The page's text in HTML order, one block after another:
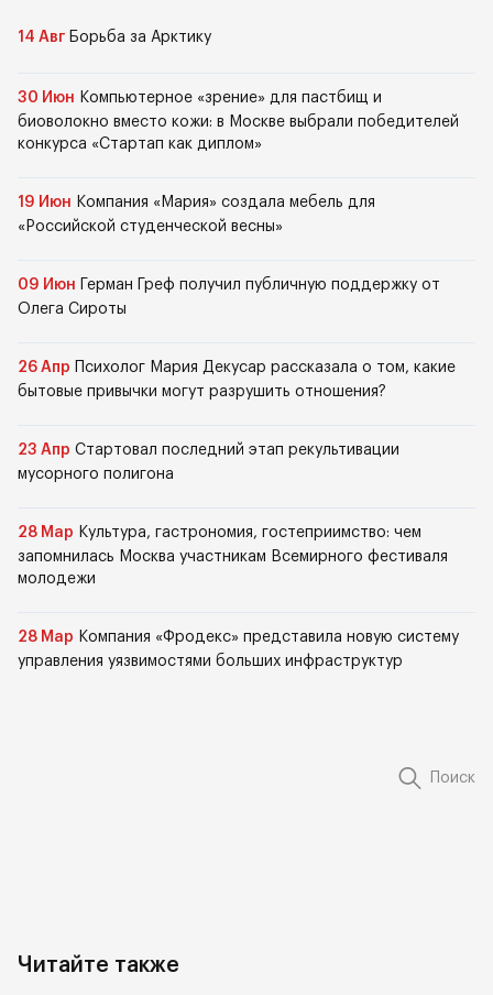
14 Авг Борьба за Арктику
30 Июн Компьютерное «зрение» для пастбищ и
биоволокно вместо кожи: в Москве выбрали победителей
конкурса «Стартап как диплом»
19 Июн Компания «Мария» создала мебель для
«Российской студенческой весны»
09 Июн
Герман Греф получил публичную поддержку от
Олега Сироты
26 Апр
Психолог Мария Декусар рассказала о том, какие
бытовые привычки могут разрушить отношения?
23 Апр Стартовал последний этап рекультивации
мусорного полигона
28 Мар Культура, гастрономия, гостеприимство: чем
запомнилась Москва участникам Всемирного фестиваля
молодежи
28 Мар Компания «Фродекс» представила новую систему
управления уязвимостями больших инфраструктур
Поиск
Читайте также